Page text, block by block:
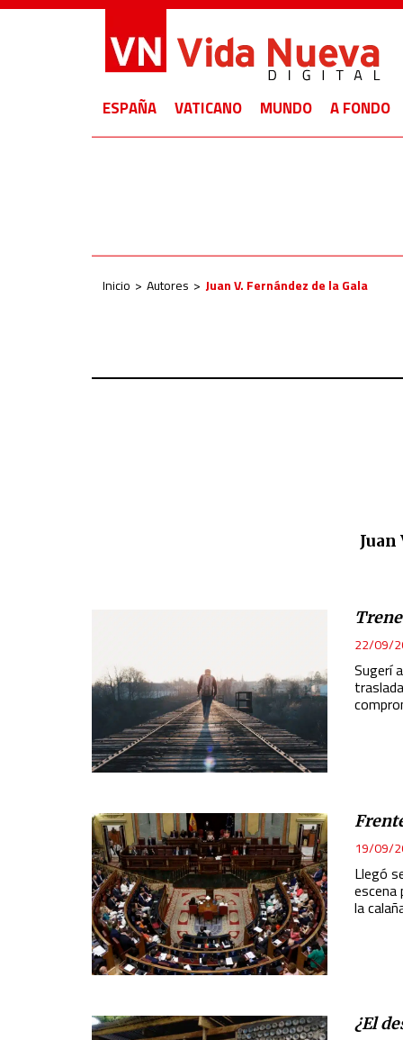
ESPAÑA VATICANO MUNDO A FONDO
Inicio Autores Juan V. Fernández de la Gala
Juan
22/09/
Sugerí
19/09/
Llegó
escena
la
¿El